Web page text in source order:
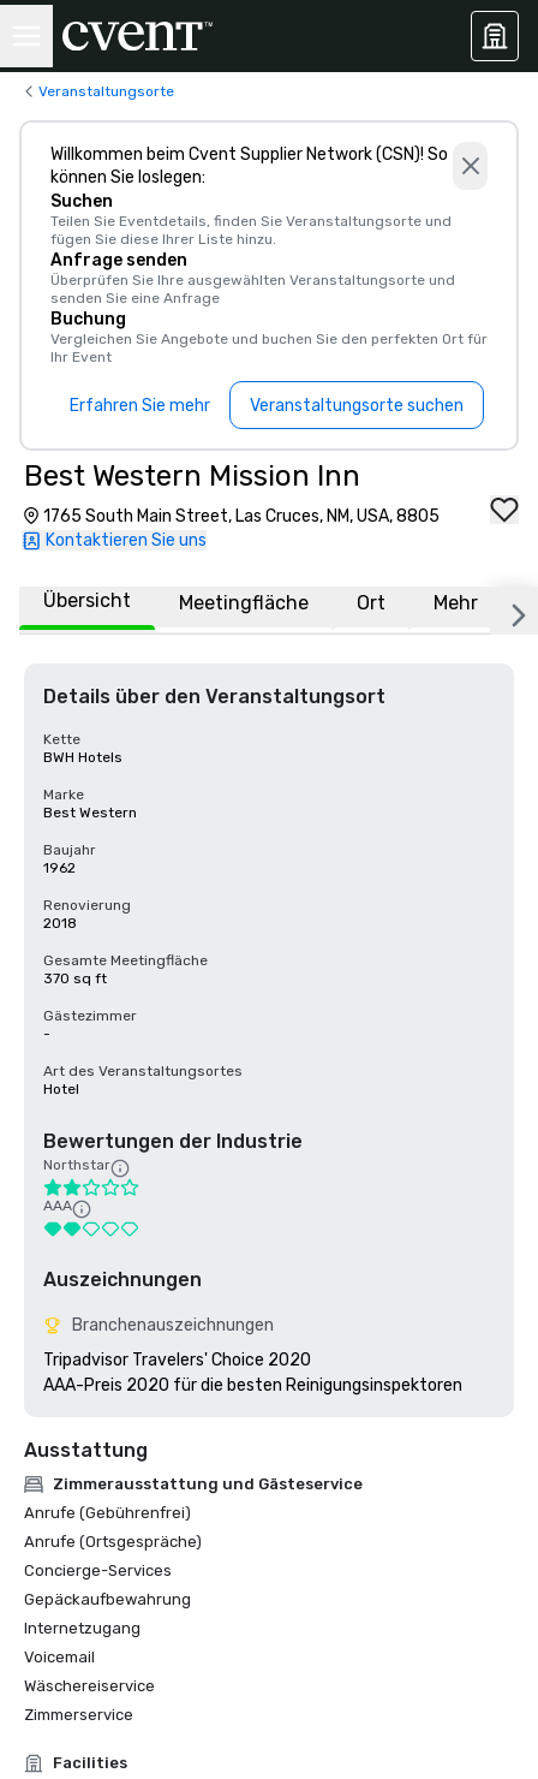
Veranstaltungsorte
Willkommen beim Cvent Supplier Network (CSN)! So
können Sie loslegen:
Suchen
Teilen Sie Eventdetails, finden Sie Veranstaltungsorte und
fügen Sie diese Ihrer Liste hinzu.
Anfrage senden
Überprüfen Sie Ihre ausgewählten Veranstaltungsorte und
senden Sie eine Anfrage
Buchung
Vergleichen Sie Angebote und buchen Sie den perfekten Ort für
Ihr Event
Erfahren Sie mehr Veranstaltungsorte suchen
Best Western Mission Inn
1765 South Main Street, Las Cruces, NM, USA, 8805
Kontaktieren Sie uns
Übersicht Meetingfläche Ort Mehr
Details über den Veranstaltungsort
Kette
BWH Hotels
Marke
Best Western
Baujahr
1962
Renovierung
2018
Gesamte Meetingfläche
370 sq ft
Gästezimmer
-
Art des Veranstaltungsortes
Hotel
Bewertungen der Industrie
Northstar
AAA
Auszeichnungen
Branchenauszeichnungen
Tripadvisor Travelers' Choice 2020
AAA-Preis 2020 für die besten Reinigungsinspektoren
Ausstattung
Zimmerausstattung und Gästeservice
Anrufe (Gebührenfrei)
Anrufe (Ortsgespräche)
Concierge-Services
Gepäckaufbewahrung
Internetzugang
Voicemail
Wäschereiservice
Zimmerservice
Facilities